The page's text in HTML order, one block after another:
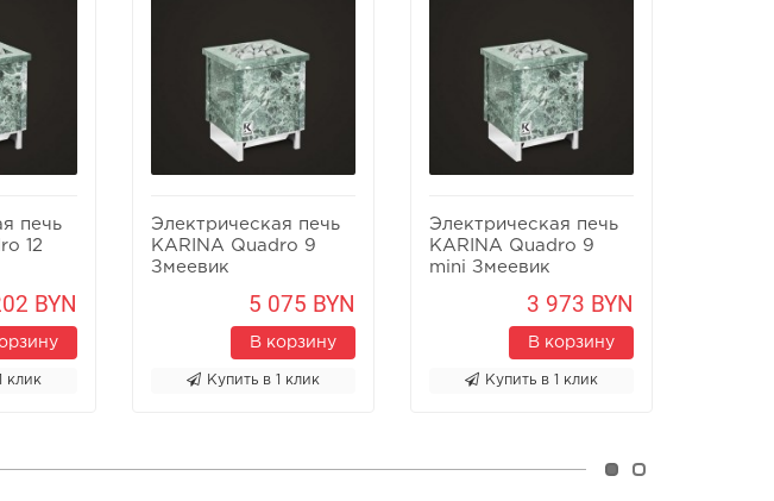
печь
12
BYN
клик
Электрическая печь
KARINA Quadro 9
Змеевик
5 075 BYN
В корзину
Купить в 1 клик
Электрическая печь
KARINA Quadro 9
mini Змеевик
3 973 BYN
В корзину
Купить в 1 клик